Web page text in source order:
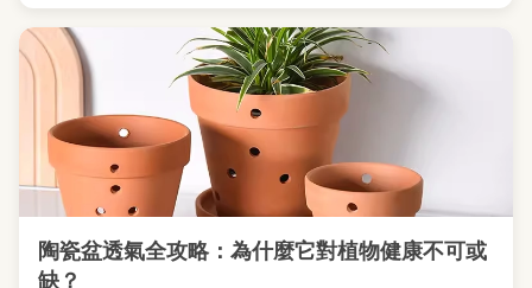
陶瓷盆透氣全攻略：為什麼它對植物健康不可或
缺？